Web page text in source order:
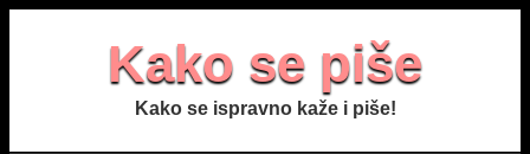
Kako se piše
Kako se ispravno kaže i piše!